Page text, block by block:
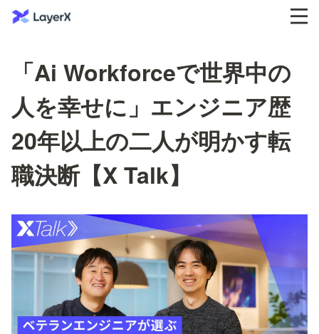
「Ai Workforceで世界中の
人を幸せに」エンジニア歴
20年以上の二人が明かす転
職決断【X Talk】